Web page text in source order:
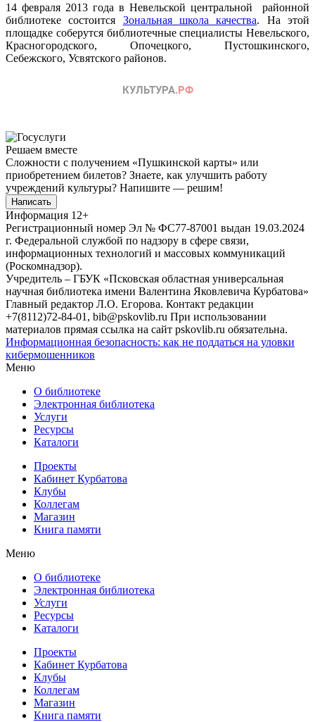
14 февраля 2013 года в Невельской центральной районной
библиотеке состоится Зональная школа качества. На этой
площадке соберутся библиотечные специалисты Невельского,
Красногородского, Опочецкого, Пустошкинского,
Себежского, Усвятского районов.
Решаем вместе
Сложности с получением «Пушкинской карты» или
приобретением билетов? Знаете, как улучшить работу
учреждений культуры? Напишите — решим!
Написать
Информация 12+
Регистрационный номер Эл № ФС77-87001 выдан 19.03.2024
г. Федеральной службой по надзору в сфере связи,
информационных технологий и массовых коммуникаций
(Роскомнадзор).
Учредитель – ГБУК «Псковская областная универсальная
научная библиотека имени Валентина Яковлевича Курбатова»
Главный редактор Л.О. Егорова. Контакт редакции
+7(8112)72-84-01, bib@pskovlib.ru При использовании
материалов прямая ссылка на сайт pskovlib.ru обязательна.
Информационная безопасность: как не поддаться на уловки
кибермошенников
Меню
О библиотеке
Электронная библиотека
Услуги
Ресурсы
Каталоги
Проекты
Кабинет Курбатова
Клубы
Коллегам
Магазин
Книга памяти
Меню
О библиотеке
Электронная библиотека
Услуги
Ресурсы
Каталоги
Проекты
Кабинет Курбатова
Клубы
Коллегам
Магазин
Книга памяти